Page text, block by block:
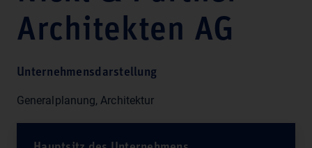
Architekten AG
Unternehmensdarstellung
Generalplanung, Architektur